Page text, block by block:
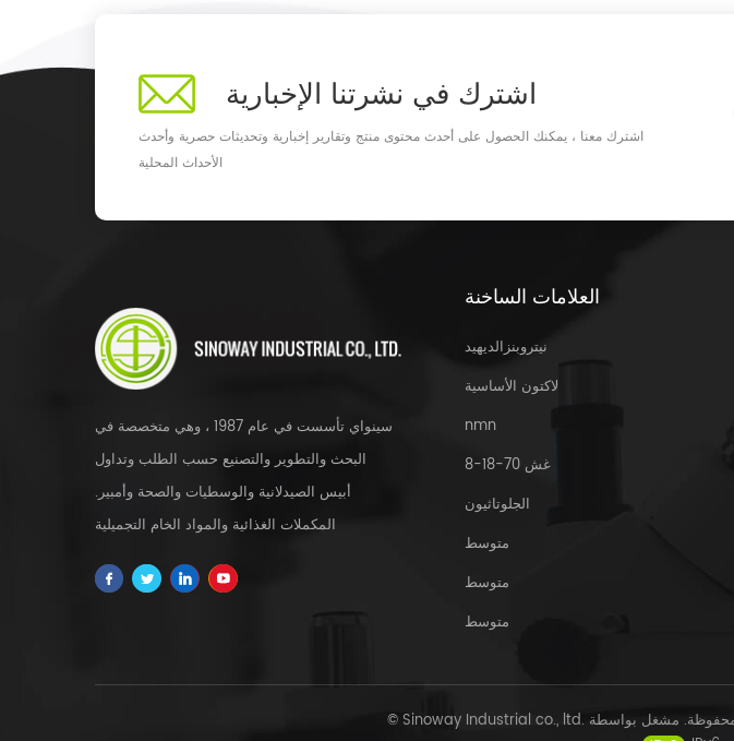
اشترك في نشرتنا الإخبارية
اشترك معنا ، يمكنك الحصول على أحدث محتوى منتج وتقارير إخبارية وتحديثات حصرية وأحدث
الأحداث المحلية
سينواي تأسست في عام 1987 ، وهي متخصصة في
البحث والتطوير والتصنيع حسب الطلب وتداول
أبيس الصيدلانية والوسطيات والصحة وأمبير.
المكملات الغذائية والمواد الخام التجميلية
في جميع أنحاء العالم.
العلامات الساخنة
نيتروبنزالديهيد
لاكتون الأساسية
nmn
غش 70-18-8
الجلوتاثيون
متوسط
متوسط
متوسط